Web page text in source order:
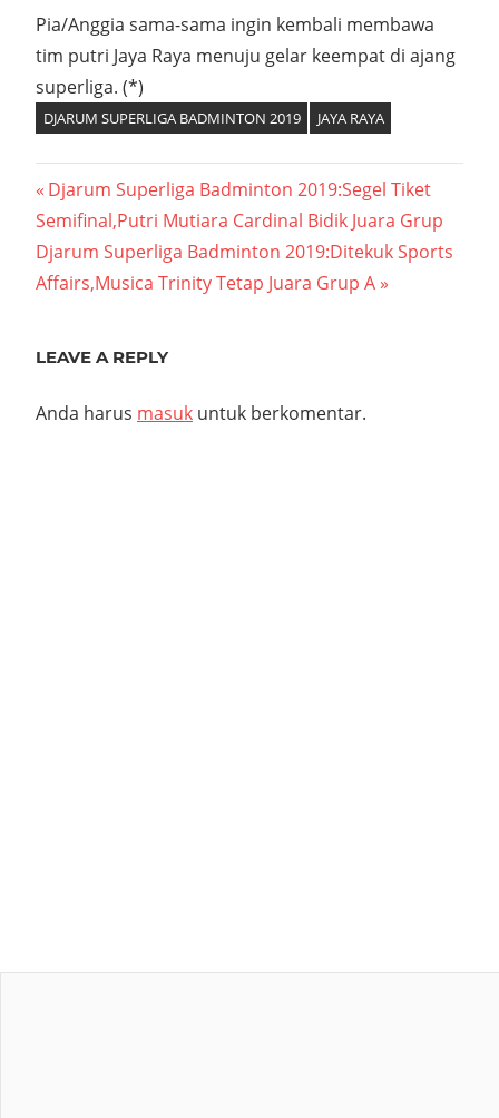
Pia/Anggia sama-sama ingin kembali membawa
tim putri Jaya Raya menuju gelar keempat di ajang
superliga. (*)
DJARUM SUPERLIGA BADMINTON 2019 JAYA RAYA
Navigasi
pos
Previous
Post:
Djarum Superliga Badminton 2019:Segel Tiket
Semifinal,Putri Mutiara Cardinal Bidik Juara Grup
Next
Post:
Djarum Superliga Badminton 2019:Ditekuk Sports
Affairs,Musica Trinity Tetap Juara Grup A
LEAVE A REPLY
Anda harus masuk untuk berkomentar.